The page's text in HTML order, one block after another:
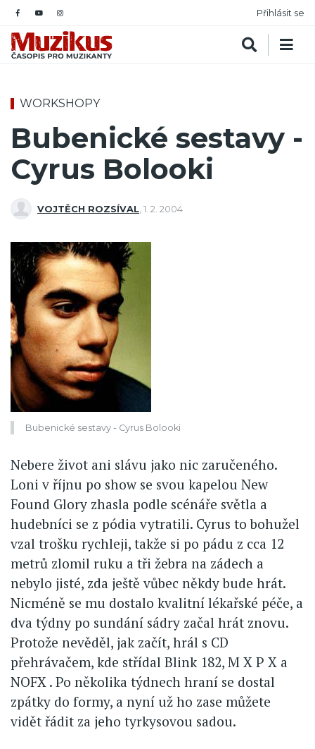
Přihlásit se
WORKSHOPY
Bubenické sestavy -
Cyrus Bolooki
VOJTĚCH ROZSÍVAL 1. 2. 2004
Bubenické sestavy - Cyrus Bolooki
Nebere život ani slávu jako nic zaručeného.
Loni v říjnu po show se svou kapelou New
Found Glory zhasla podle scénáře světla a
hudebníci se z pódia vytratili. Cyrus to bohužel
vzal trošku rychleji, takže si po pádu z cca 12
metrů zlomil ruku a tři žebra na zádech a
nebylo jisté, zda ještě vůbec někdy bude hrát.
Nicméně se mu dostalo kvalitní lékařské péče, a
dva týdny po sundání sádry začal hrát znovu.
Protože nevěděl, jak začít, hrál s CD
přehrávačem, kde střídal Blink 182, M X P X a
NOFX . Po několika týdnech hraní se dostal
zpátky do formy, a nyní už ho zase můžete
vidět řádit za jeho tyrkysovou sadou.